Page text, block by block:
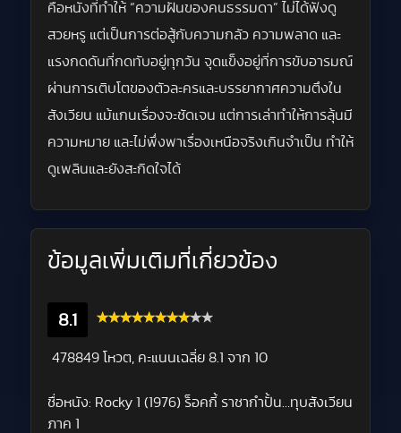
คือหนังที่ทำให้ “ความฝันของคนธรรมดา” ไม่ได้ฟังดู
สวยหรู แต่เป็นการต่อสู้กับความกลัว ความพลาด และ
แรงกดดันที่กดทับอยู่ทุกวัน จุดแข็งอยู่ที่การขับอารมณ์
ผ่านการเติบโตของตัวละครและบรรยากาศความตึงใน
สังเวียน แม้แกนเรื่องจะชัดเจน แต่การเล่าทำให้การลุ้นมี
ความหมาย และไม่พึ่งพาเรื่องเหนือจริงเกินจำเป็น ทำให้
ดูเพลินและยังสะกิดใจได้
ข้อมูลเพิ่มเติมที่เกี่ยวข้อง
8.1
478849 โหวต, คะแนนเฉลี่ย 8.1 จาก 10
ชื่อหนัง: Rocky 1 (1976) ร็อคกี้ ราชากำปั้น…ทุบสังเวียน
ภาค 1